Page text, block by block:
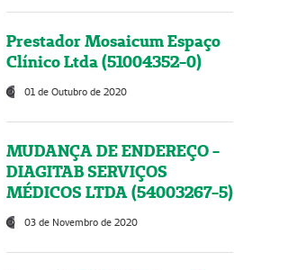
Prestador Mosaicum Espaço
Clínico Ltda (51004352-0)
01 de Outubro de 2020
MUDANÇA DE ENDEREÇO -
DIAGITAB SERVIÇOS
MÉDICOS LTDA (54003267-5)
03 de Novembro de 2020